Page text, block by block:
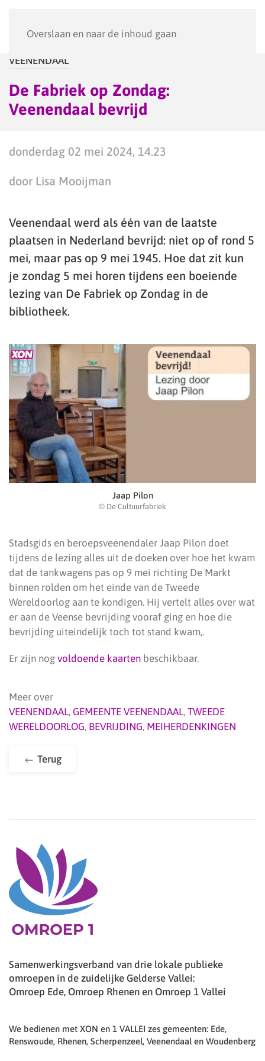
Overslaan en naar de inhoud gaan
VEENENDAAL
De Fabriek op Zondag:
Veenendaal bevrijd
donderdag 02 mei 2024, 14.23
door Lisa Mooijman
Veenendaal werd als één van de laatste
plaatsen in Nederland bevrijd: niet op of rond 5
mei, maar pas op 9 mei 1945. Hoe dat zit kun
je zondag 5 mei horen tijdens een boeiende
lezing van De Fabriek op Zondag in de
bibliotheek.
Jaap Pilon
© De Cultuurfabriek
Stadsgids en beroepsveenendaler Jaap Pilon doet
tijdens de lezing alles uit de doeken over hoe het kwam
dat de tankwagens pas op 9 mei richting De Markt
binnen rolden om het einde van de Tweede
Wereldoorlog aan te kondigen. Hij vertelt alles over wat
er aan de Veense bevrijding vooraf ging en hoe die
bevrijding uiteindelijk toch tot stand kwam,.
Er zijn nog voldoende kaarten beschikbaar.
Meer over
VEENENDAAL, GEMEENTE VEENENDAAL, TWEEDE
WERELDOORLOG, BEVRIJDING, MEIHERDENKINGEN
Terug
Samenwerkingsverband van drie lokale publieke
omroepen in de zuidelijke Gelderse Vallei:
Omroep Ede, Omroep Rhenen en Omroep 1 Vallei
We bedienen met XON en 1 VALLEI zes gemeenten: Ede,
Renswoude, Rhenen, Scherpenzeel, Veenendaal en Woudenberg